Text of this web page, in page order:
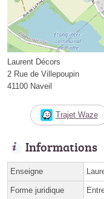
Laurent Décors
2 Rue de Villepoupin
41100 Naveil
Trajet Waze
Informations
Enseigne
Forme juridique